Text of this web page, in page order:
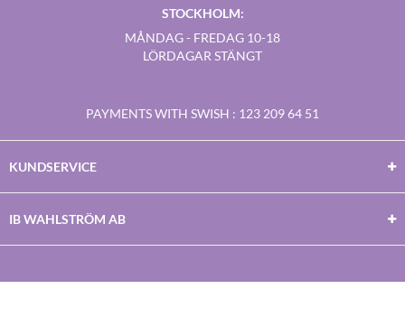
STOCKHOLM:
MÅNDAG - FREDAG 10-18
LÖRDAGAR STÄNGT
PAYMENTS WITH SWISH : 123 209 64 51
KUNDSERVICE
IB WAHLSTRÖM AB
Facebook
TwitterYoutubeInstagram